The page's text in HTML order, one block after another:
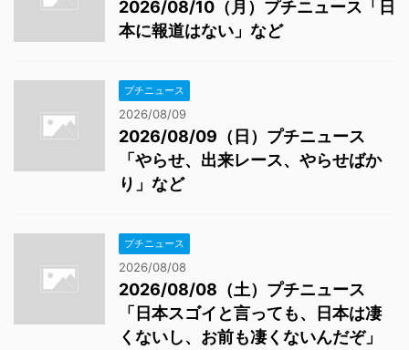
2026/08/10（月）プチニュース「日
本に報道はない」など
プチニュース
2026/08/09
2026/08/09（日）プチニュース
「やらせ、出来レース、やらせばか
り」など
プチニュース
2026/08/08
2026/08/08（土）プチニュース
「日本スゴイと言っても、日本は凄
くないし、お前も凄くないんだぞ」